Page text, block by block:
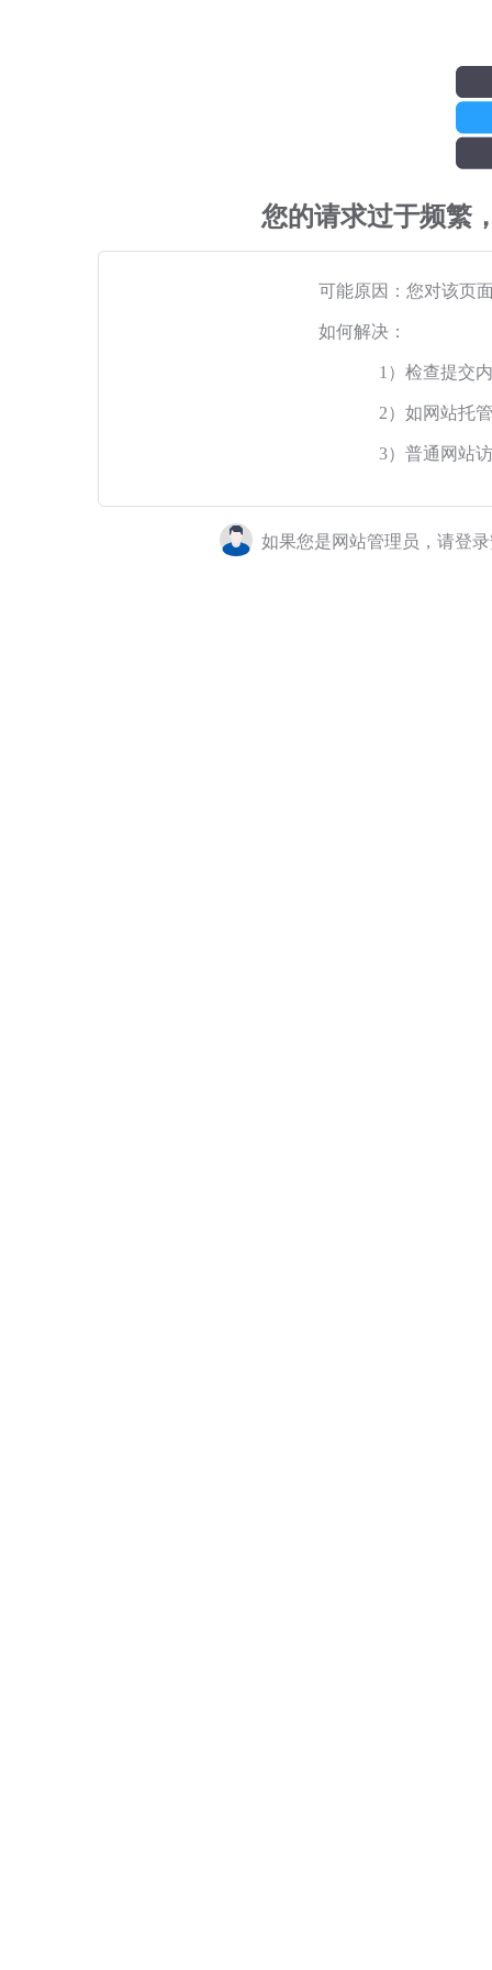
您的请求过于频繁
可能原因：您对该页
如何解决：
1）检查提交
2）如网站托
3）普通网站
如果您是网站管理员，请登